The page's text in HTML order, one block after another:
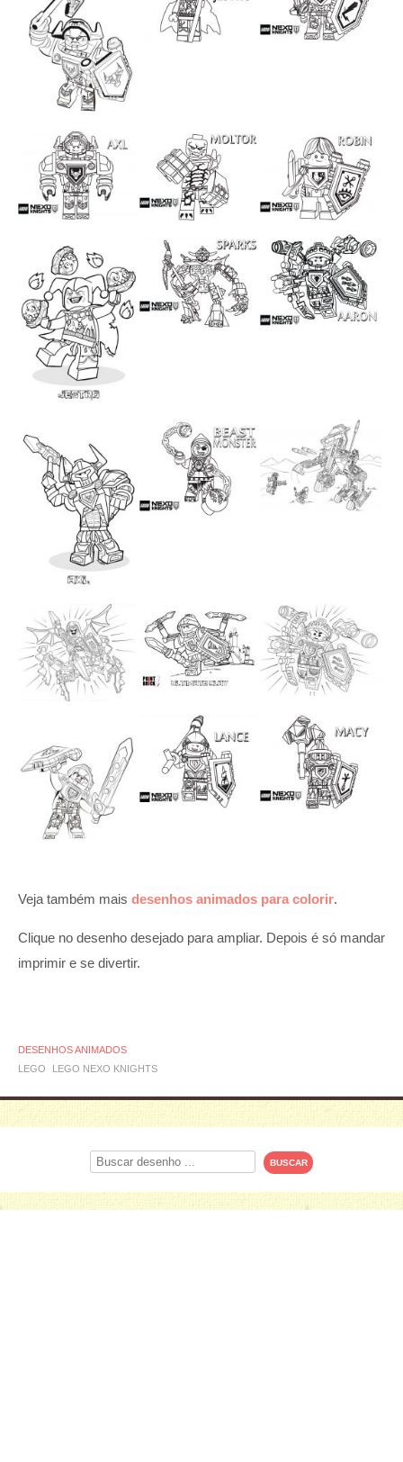
Veja também mais desenhos animados para colorir.
Clique no desenho desejado para ampliar. Depois é só mandar
imprimir e se divertir.
DESENHOS ANIMADOS
LEGO
LEGO NEXO KNIGHTS
Procurar